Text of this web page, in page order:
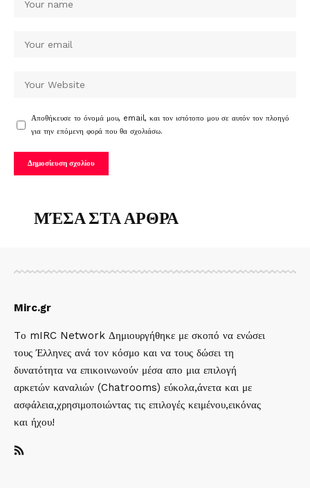
Αποθήκευσε το όνομά μου, email, και τον ιστότοπο μου σε αυτόν τον πλοηγό
για την επόμενη φορά που θα σχολιάσω.
ΜΈΣΑ ΣΤΑ ΑΡΘΡΑ
Mirc.gr
Tο mIRC Network Δημιουργήθηκε με σκοπό να ενώσει
τους Έλληνες ανά τον κόσμο και να τους δώσει τη
δυνατότητα να επικοινωνούν μέσα απο μια επιλογή
αρκετών καναλιών (Chatrooms) εύκολα,άνετα και με
ασφάλεια,χρησιμοποιώντας τις επιλογές κειμένου,εικόνας
και ήχου!